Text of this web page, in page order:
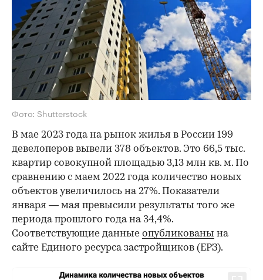
Фото: Shutterstock
В мае 2023 года на рынок жилья в России 199
девелоперов вывели 378 объектов. Это 66,5 тыс.
квартир совокупной площадью 3,13 млн кв. м. По
сравнению с маем 2022 года количество новых
объектов увеличилось на 27%. Показатели
января — мая превысили результаты того же
периода прошлого года на 34,4%.
Соответствующие данные опубликованы на
сайте Единого ресурса застройщиков (ЕРЗ).